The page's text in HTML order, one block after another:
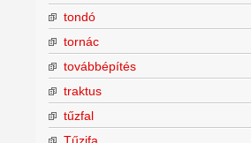
tondó
tornác
továbbépítés
traktus
tűzfal
Tűzifa